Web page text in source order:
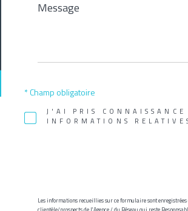
Message
J'AI PRIS
INFORMATIONS
* Champ obligatoire
Les informations recueillies sur ce formulaire sont